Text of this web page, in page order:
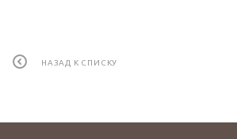
НАЗАД К СПИСКУ